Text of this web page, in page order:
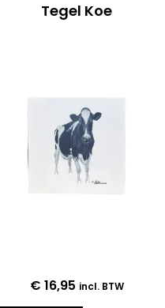
Tegel Koe
€ 16,95 incl. BTW